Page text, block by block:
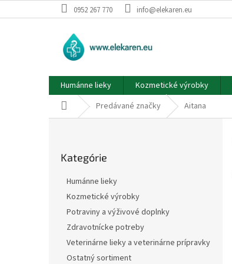
na
0952 267 770 info@elekaren.eu
Humánne lieky Kozmetické výrobky
DomovPredávané značky Aitana
kategórie
Kategórie
Humánne lieky
Kozmetické výrobky
Potraviny a výživové doplnky
Zdravotnícke potreby
Veterinárne lieky a veterinárne prípravky
Ostatný sortiment